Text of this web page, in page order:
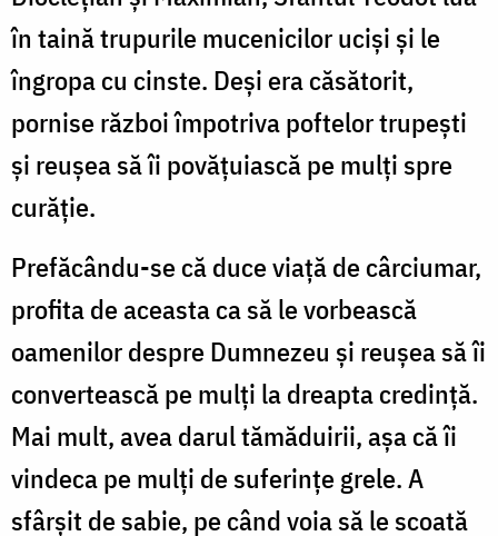
în taină trupurile mucenicilor uciși și le
îngropa cu cinste. Deși era căsătorit,
pornise război împotriva poftelor trupești
și reușea să îi povățuiască pe mulți spre
curăție.
Prefăcându-se că duce viață de cârciumar,
profita de aceasta ca să le vorbească
oamenilor despre Dumnezeu și reușea să îi
convertească pe mulți la dreapta credință.
Mai mult, avea darul tămăduirii, așa că îi
vindeca pe mulți de suferințe grele. A
sfârșit de sabie, pe când voia să le scoată